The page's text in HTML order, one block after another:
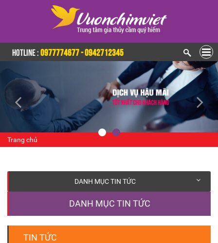
HOTLINE :0977774677 - 0942712345
Trang chủ
DANH MỤC TIN TỨC
DANH MỤC TIN TỨC
TIN TỨC